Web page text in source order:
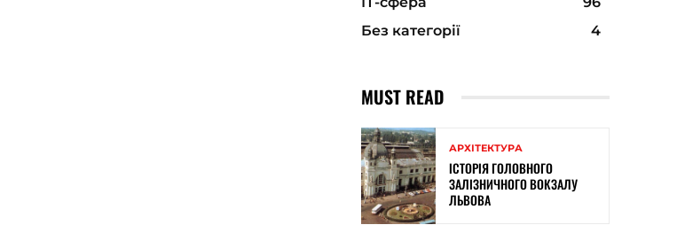
Без категорії
4
MUST READ
АРХІТЕКТУРА
ІСТОРІЯ ГОЛОВНОГО
ЗАЛІЗНИЧНОГО ВОКЗАЛУ
ЛЬВОВА